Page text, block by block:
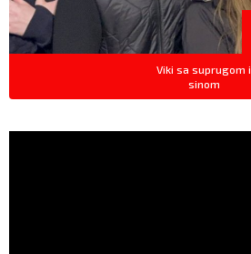
Viki sa suprugom i
sinom